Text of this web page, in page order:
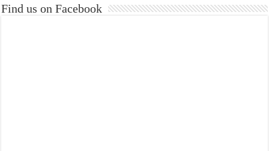
Find us on Facebook